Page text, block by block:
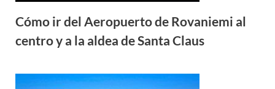
Cómo ir del Aeropuerto de Rovaniemi al
centro y a la aldea de Santa Claus